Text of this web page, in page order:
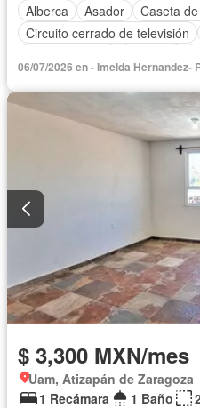
Alberca
Asador
Caseta
Circuito cerrado de televisión
Recámara con closet
Permite mascotas
Sin
06/07/2026 en - Imelda
$ 3,300 MXN/mes
Uam, Atizapán de Zaragoza
1 Recámara
1 Baño